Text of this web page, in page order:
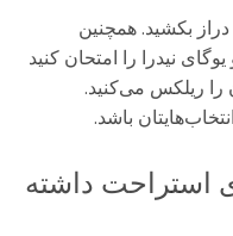
بکشید. همچنین
نیدرا را امتحان کنید
را ریلکس می‌کنید.
باشد.
استراحت داشته